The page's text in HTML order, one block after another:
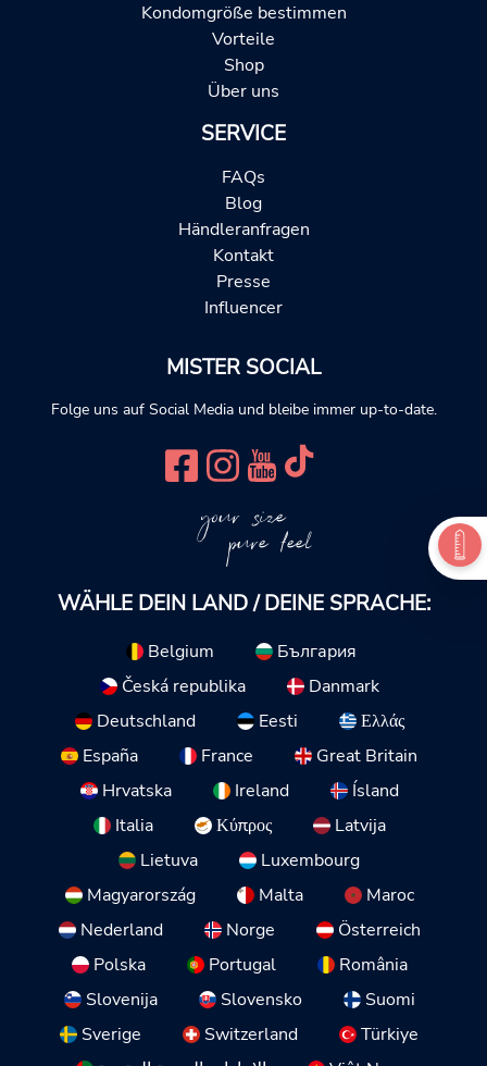
Kondomgröße bestimmen
Vorteile
Shop
Über uns
SERVICE
FAQs
Blog
Händleranfragen
Kontakt
Presse
Influencer
MISTER SOCIAL
Folge uns auf Social Media und bleibe immer up-to-date.
your size
pure feel
WÄHLE DEIN LAND / DEINE SPRACHE:
Belgium
България
Česká republika
Danmark
Deutschland
Eesti
Ελλάς
España
France
Great Britain
Hrvatska
Ireland
Ísland
Italia
Κύπρος
Latvija
Lietuva
Luxembourg
Magyarország
Malta
Maroc
Nederland
Norge
Österreich
Polska
Portugal
România
Slovenija
Slovensko
Suomi
Sverige
Switzerland
Türkiye